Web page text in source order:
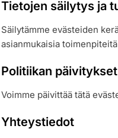
Tietojen säilytys ja
Säilytämme evästeiden
asianmukaisia
Politiikan päivitykset
Voimme päivittää tätä
Yhteystiedot